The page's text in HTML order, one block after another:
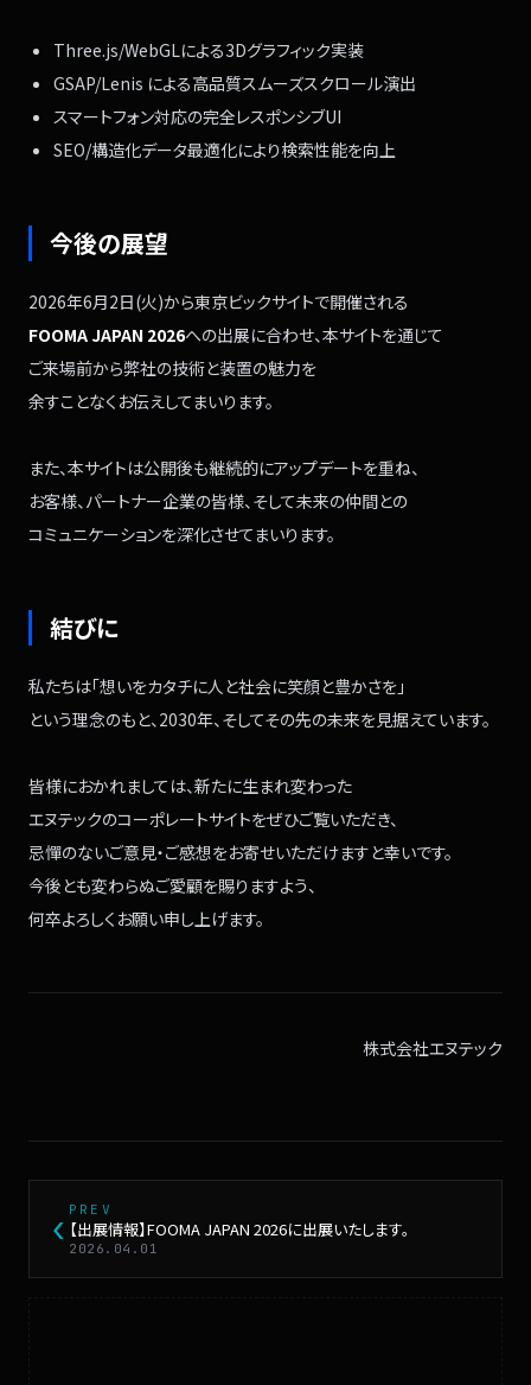
Three.js/WebGLによる3Dグラフィック実装
GSAP/Lenis による高品質スムーズスクロール演出
スマートフォン対応の完全レスポンシブUI
SEO/構造化データ最適化により検索性能を向上
今後の展望
2026年6月2日(火)から東京ビックサイトで開催される
FOOMA JAPAN 2026への出展に合わせ、本サイトを通じて
ご来場前から弊社の技術と装置の魅力を
余すことなくお伝えしてまいります。
また、本サイトは公開後も継続的にアップデートを重ね、
お客様、パートナー企業の皆様、 そして未来の仲間との
コミュニケーションを深化させてまいります。
結びに
私たちは「想いをカタチに人と社会に笑顔と豊かさを」
という理念のもと、 2030年、そしてその先の未来を見据えています。
皆様におかれましては、新たに生まれ変わった
エヌテックのコーポレートサイトをぜひご覧いただき、
忌憚のないご意見・ご感想をお寄せいただけますと幸いです。
今後とも変わらぬご愛顧を賜りますよう、
何卒よろしくお願い申し上げます。
株式会社エヌテック
‹ PREV
【出展情報】FOOMA JAPAN 2026に出展いたします。
2026.04.01